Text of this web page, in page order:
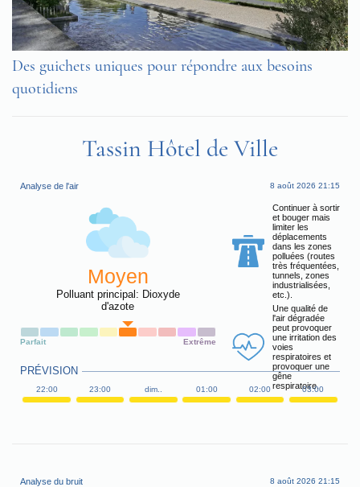
Des guichets uniques pour répondre aux besoins
quotidiens
Tassin Hôtel de Ville